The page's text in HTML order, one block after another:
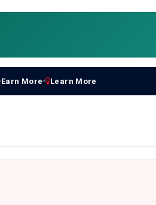
Earn More Learn More